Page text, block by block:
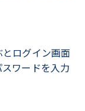
とログイン画面
ワードを入力